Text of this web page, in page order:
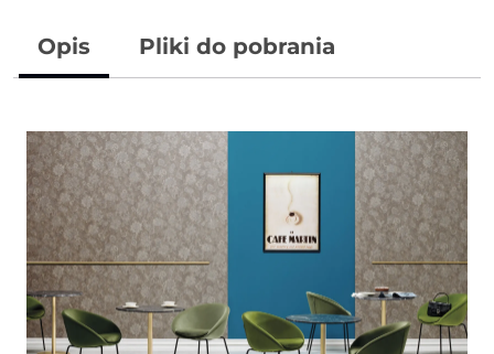
Opis Pliki do pobrania